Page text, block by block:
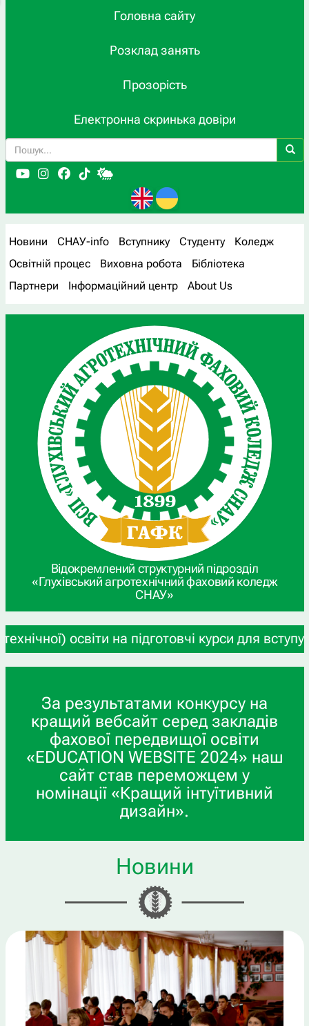
Головна сайту
Розклад занять
Прозорість
Електронна скринька довіри
Новини СНАУ-info Вступнику Студенту
Коледж
Освітній процес
Виховна робота
Бібліотека
Партнери
Інформаційний центр About Us
Відокремлений структурний підрозділ
«Глухівський агротехнічний фаховий коледж
СНАУ»
на підготовчі курси для вступу на
За результатами конкурсу на
кращий вебсайт серед закладів
фахової передвищої освіти
«EDUCATION WEBSITE 2024» наш
сайт став переможцем у
номінації «Кращий інтуїтивний
дизайн».
Новини